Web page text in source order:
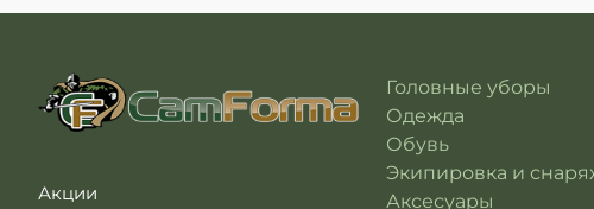
Акции
Головные уборы
Одежда
Обувь
Экипировка и
Аксесуары